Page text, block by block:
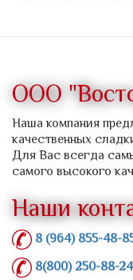
ООО
Наша компания
качественных
Для Вас всегда
самого высокого
Наши
8 (964) 855-48-
8(800) 250-88-24